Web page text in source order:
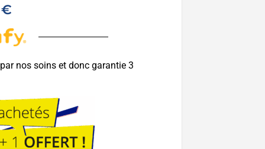
€
nos soins et donc garantie 3